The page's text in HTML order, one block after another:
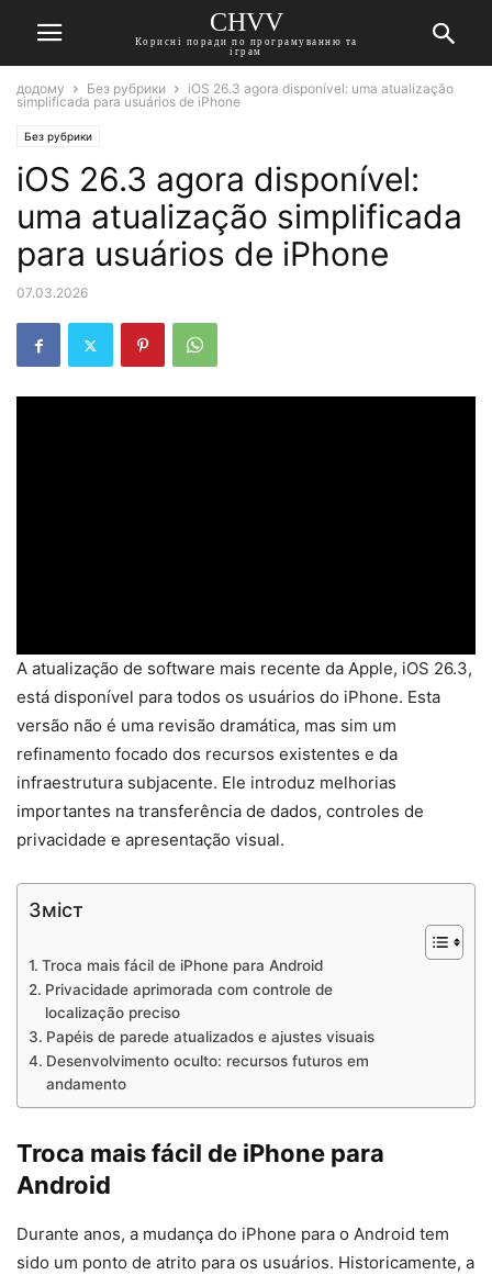
CHVV
Корисні поради по програмуванню та
іграм
додому Без рубрики
iOS 26.3 agora disponível: uma atualização
simplificada para usuários de iPhone
Без рубрики
iOS 26.3 agora disponível:
uma atualização simplificada
para usuários de iPhone
07.03.2026
A atualização de software mais recente da Apple, iOS 26.3,
está disponível para todos os usuários do iPhone. Esta
versão não é uma revisão dramática, mas sim um
refinamento focado dos recursos existentes e da
infraestrutura subjacente. Ele introduz melhorias
importantes na transferência de dados, controles de
privacidade e apresentação visual.
Зміст
Troca mais fácil de iPhone para Android
Privacidade aprimorada com controle de
localização preciso
Papéis de parede atualizados e ajustes visuais
Desenvolvimento oculto: recursos futuros em
andamento
Troca mais fácil de iPhone para
Android
Durante anos, a mudança do iPhone para o Android tem
sido um ponto de atrito para os usuários. Historicamente, a